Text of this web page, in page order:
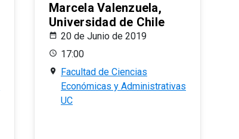
Marcela Valenzuela,
Universidad de Chile
20 de Junio de 2019
17:00
Facultad de Ciencias
Económicas y Administrativas
UC